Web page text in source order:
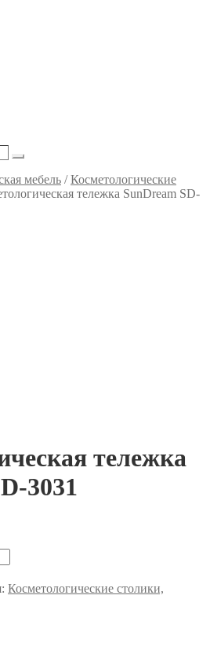
Поиск
мебель /Косметологические
тележка SunDream SD-
тележка
3031
Косметологические столики,